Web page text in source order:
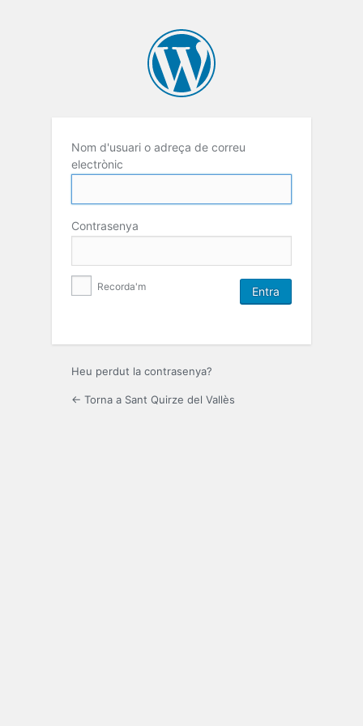
Nom d'usuari o adreça de correu
electrònic
Contrasenya
Recorda'm
Heu perdut la contrasenya?
← Torna a Sant Quirze del Vallès